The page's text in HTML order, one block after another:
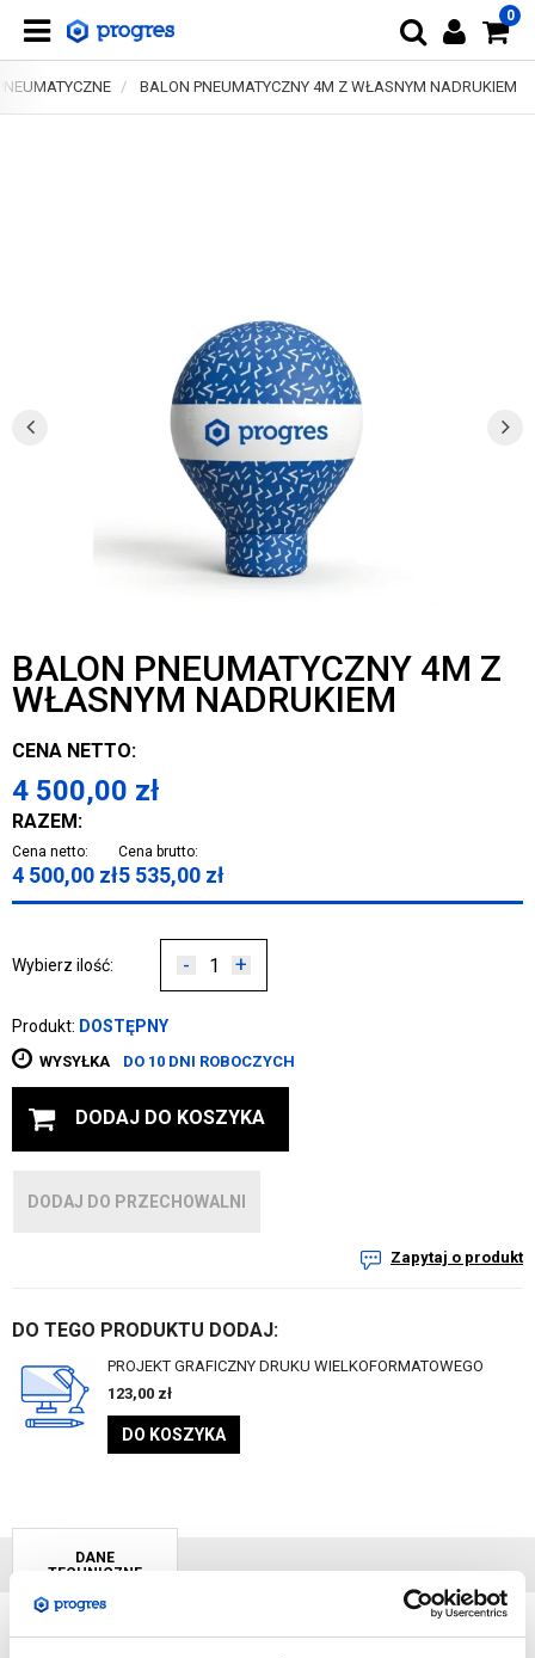
0
BALON PNEUMATYCZNY 4M Z WŁASNYM NADRUKIEM
BALON PNEUMATYCZNY 4M Z
WŁASNYM NADRUKIEM
CENA NETTO:
4 500,00 zł
RAZEM:
Cena netto:
4 500,00 zł
Cena brutto:
5 535,00 zł
Wybierz ilość: - +
Produkt: DOSTĘPNY
WYSYŁKA DO 10 DNI ROBOCZYCH
DODAJ DO KOSZYKA
DODAJ DO PRZECHOWALNI
Zapytaj o produkt
DO TEGO PRODUKTU DODAJ:
PROJEKT GRAFICZNY DRUKU WIELKOFORMATOWEGO
123,00 zł
DO KOSZYKA
DANE
TECHNICZNE